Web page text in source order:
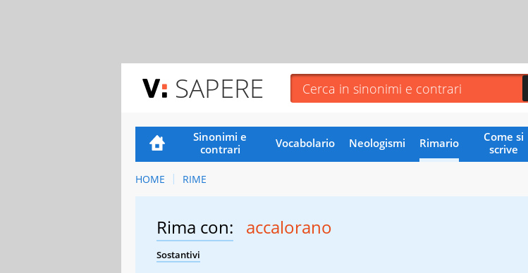
SAPERE
Sinonimi e
contrari
Vocabolario Neologismi Rimario
Come si
scrive
HOME RIME
Rima con: accalorano
Sostantivi